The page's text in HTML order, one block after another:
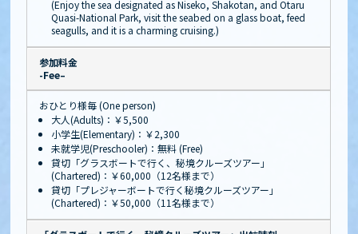
(Enjoy the sea designated as Niseko, Shakotan, and Otaru
Quasi-National Park, visit the seabed on a glass boat, feed
seagulls, and it is a charming cruising.)
参加料金
-Fee–
おひとり様毎 (One person)
大人(Adults)：￥5,500
小学生(Elementary)：￥2,300
未就学児(Preschooler)：無料 (Free)
貸切「グラスボートで行く、秘境クルーズツアー」
(Chartered)：￥60,000（12名様まで）
貸切「プレジャーボートで行く秘境クルーズツアー」
(Chartered)：￥50,000（11名様まで）